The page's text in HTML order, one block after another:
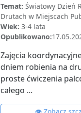
Temat: Światowy Dzień
Drutach w Miejscach
Wiek: 3-4 lata
Opublikowano:
Zajęcia
dniem robienia na
proste ćwiczenia
całego ...